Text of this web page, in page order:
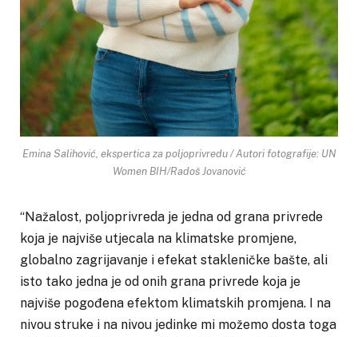
Emina Salihović, ekspertica za poljoprivredu / Autori fotografije: UN
Women BIH/Radoš Jovanović
“Nažalost, poljoprivreda je jedna od grana privrede
koja je najviše utjecala na klimatske promjene,
globalno zagrijavanje i efekat stakleničke bašte, ali
isto tako jedna je od onih grana privrede koja je
najviše pogođena efektom klimatskih promjena. I na
nivou struke i na nivou jedinke mi možemo dosta toga